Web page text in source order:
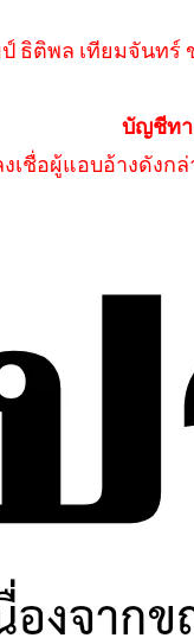
ธิติพล เทียมจันทร์
บัญชีทา
เชื่อผู้แอบอ้างดังก